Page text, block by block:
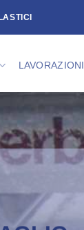
LAVORAZIONI